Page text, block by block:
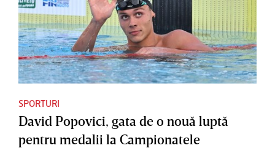
SPORTURI
David Popovici, gata de o nouă luptă
pentru medalii la Campionatele